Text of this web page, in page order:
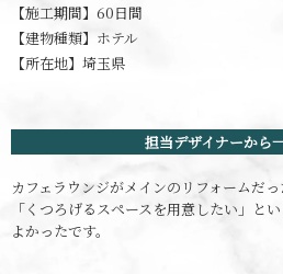
【施工期間】 60日間
【建物種類】 ホテル
【所在地】 埼玉県
担当デザイナーから
カフェラウンジがメインのリフォームだ
「くつろげるスペースを用意したい」と
よかったです。